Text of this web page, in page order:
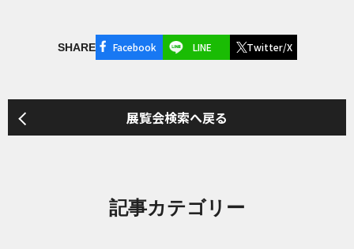
SHARE Facebook LINE Twitter/X
展覧会検索へ戻る
記事カテゴリー